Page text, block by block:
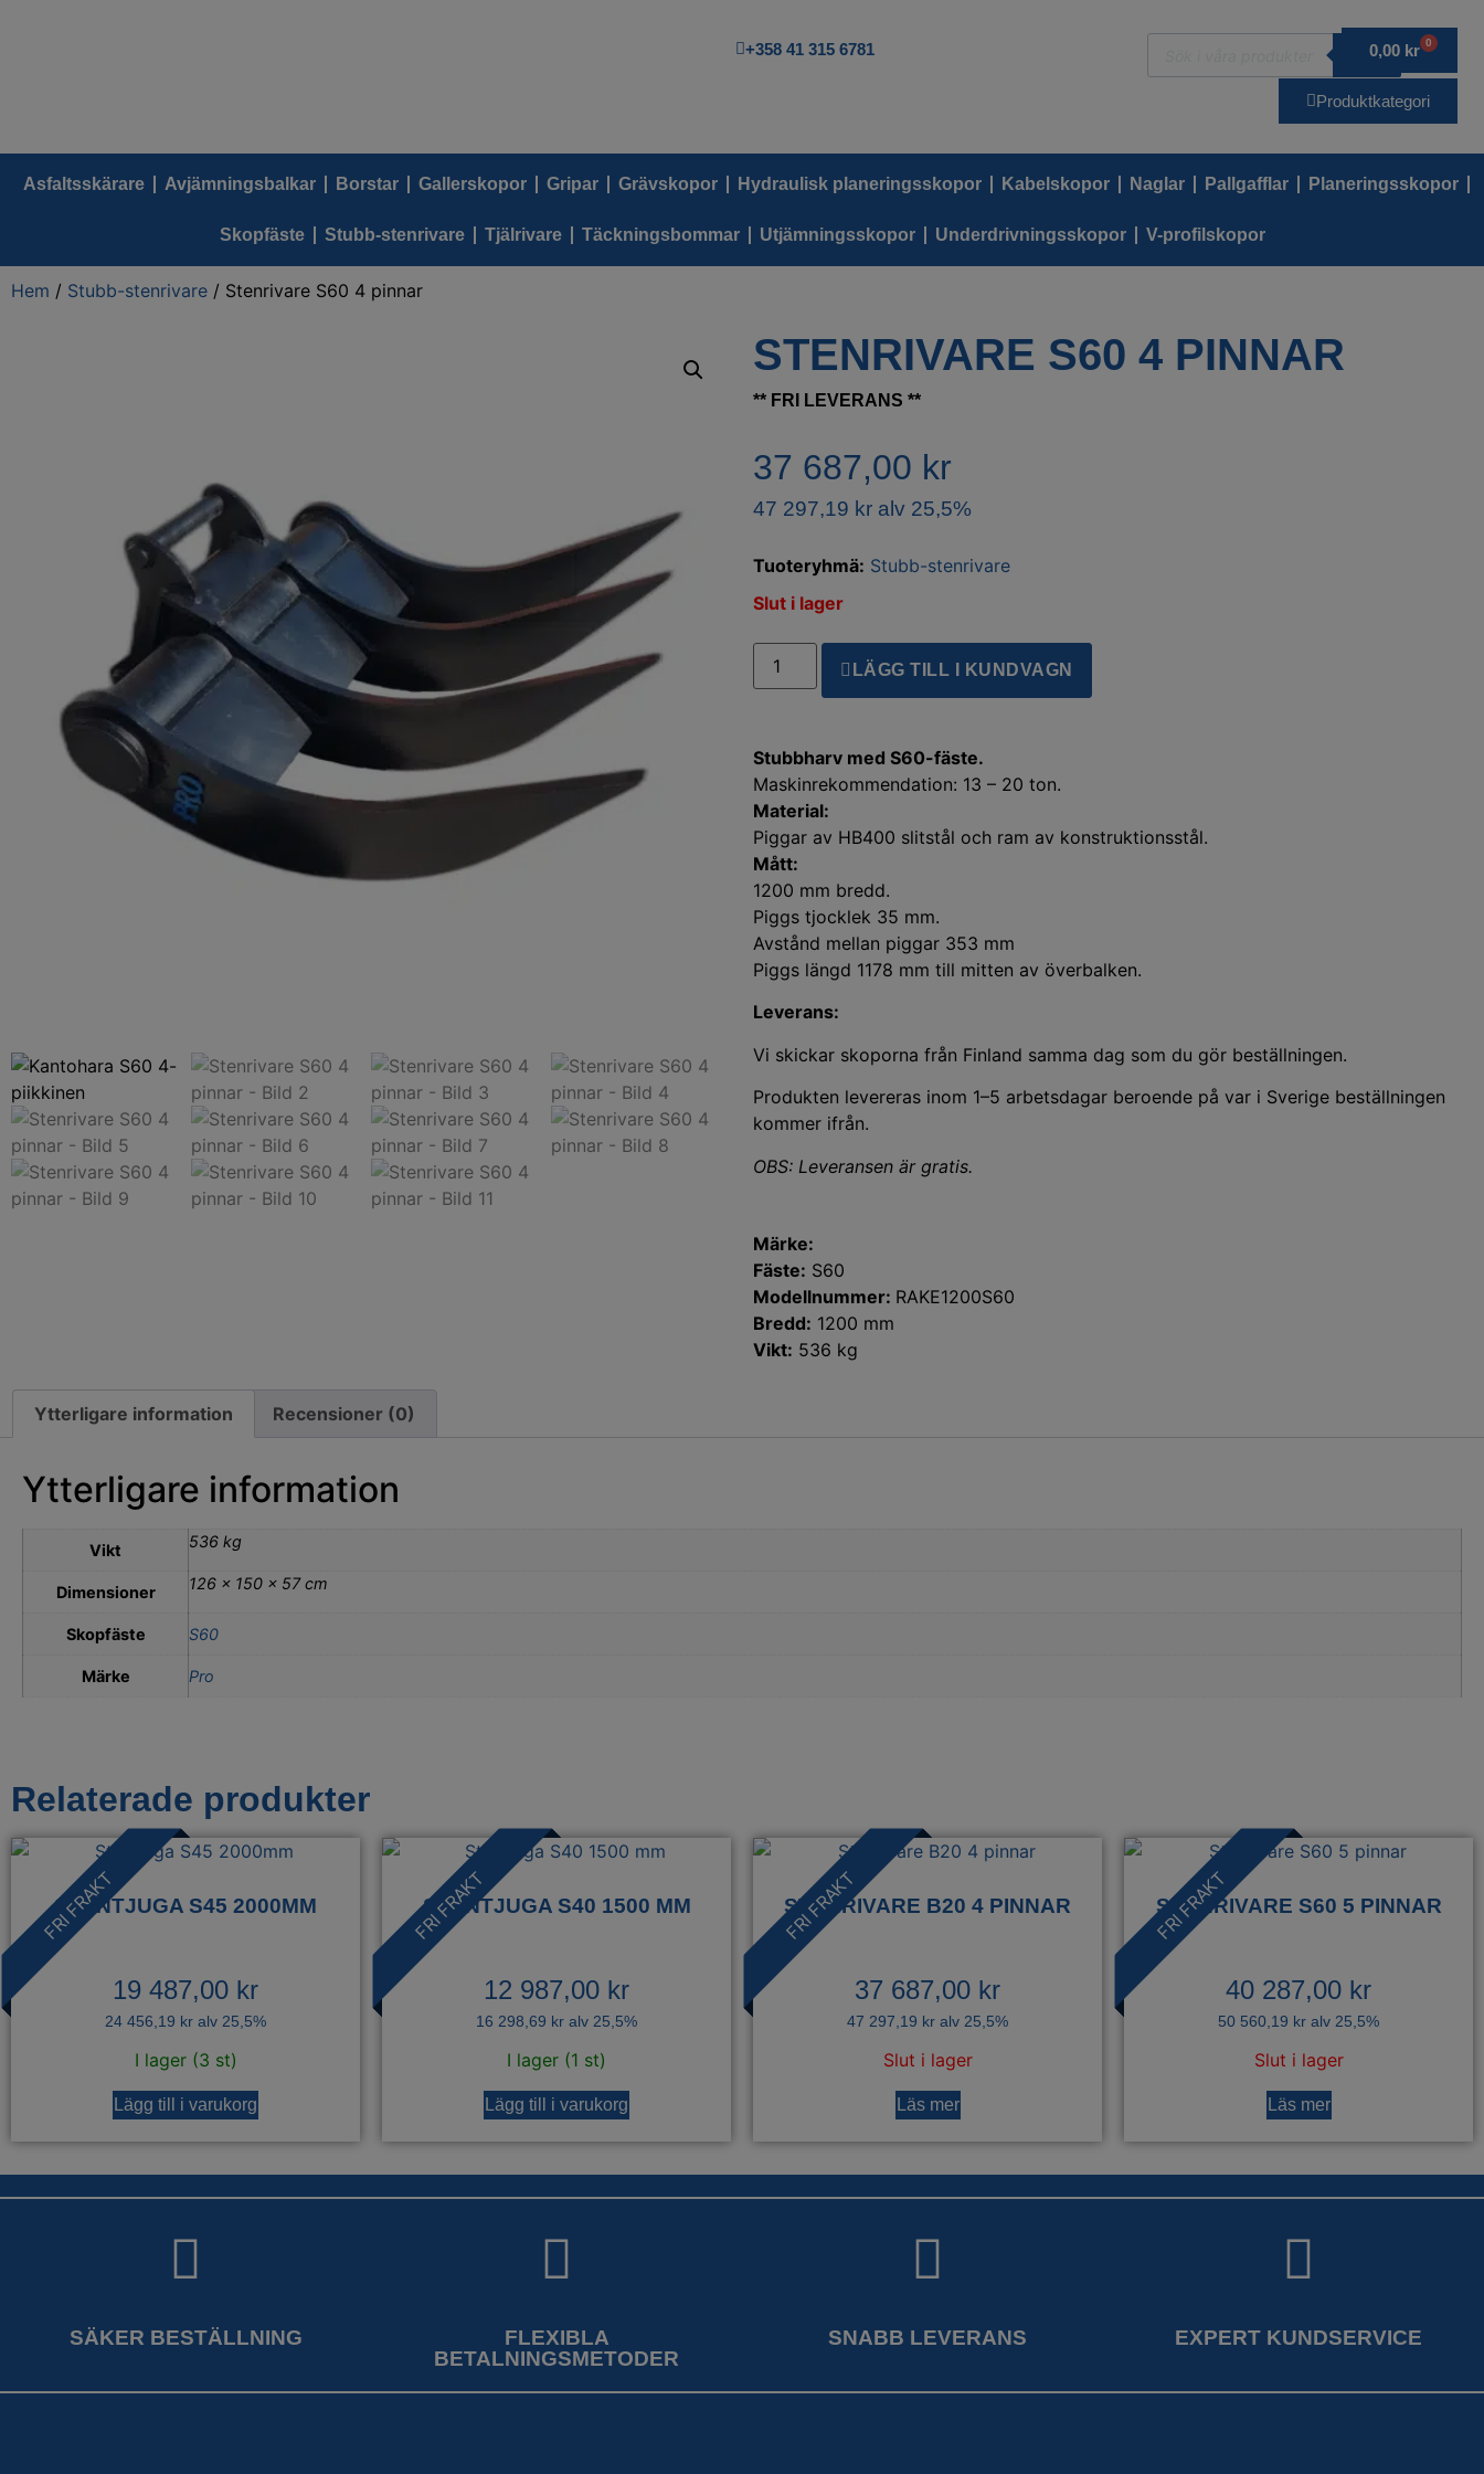
+358 41 315 6781 SÖK
0,00 kr 0
Produktkategori
Asfaltsskärare Avjämningsbalkar Borstar Gallerskopor Gripar Grävskopor Hydraulisk planeringsskopor Kabelskopor Naglar Pallgafflar Planeringsskopor
Skopfäste Stubb-stenrivare Tjälrivare Täckningsbommar Utjämningsskopor Underdrivningsskopor V-profilskopor
Hem / Stubb-stenrivare / Stenrivare S60 4 pinnar
STENRIVARE S60 4 PINNAR
** FRI LEVERANS **
37 687,00 kr
47 297,19 kr alv 25,5%
Tuoteryhmä: Stubb-stenrivare
Slut i lager
LÄGG TILL I KUNDVAGN
Stubbharv med S60-fäste.
Maskinrekommendation: 13 – 20 ton.
Material:
Piggar av HB400 slitstål och ram av konstruktionsstål.
Mått:
1200 mm bredd.
Piggs tjocklek 35 mm.
Avstånd mellan piggar 353 mm
Piggs längd 1178 mm till mitten av överbalken.
Leverans:
Vi skickar skoporna från Finland samma dag som du gör beställningen.
Produkten levereras inom 1–5 arbetsdagar beroende på var i Sverige beställningen
kommer ifrån.
OBS: Leveransen är gratis.
Märke:
Fäste: S60
Modellnummer: RAKE1200S60
Bredd: 1200 mm
Vikt: 536 kg
Ytterligare information Recensioner (0)
Ytterligare information
Vikt 536 kg
Dimensioner 126 × 150 × 57 cm
Skopfäste S60
Märke Pro
Relaterade produkter
FRI FRAKT
STENTJUGA S45 2000MM
19 487,00 kr
24 456,19 kr alv 25,5%
I lager (3 st)
Lägg till i varukorg
FRI FRAKT
STENTJUGA S40 1500 MM
12 987,00 kr
16 298,69 kr alv 25,5%
I lager (1 st)
Lägg till i varukorg
FRI FRAKT
STENRIVARE B20 4 PINNAR
37 687,00 kr
47 297,19 kr alv 25,5%
Slut i lager
Läs mer
FRI FRAKT
STENRIVARE S60 5 PINNAR
40 287,00 kr
50 560,19 kr alv 25,5%
Slut i lager
Läs mer
SÄKER BESTÄLLNING
FLEXIBLA
BETALNINGSMETODER
SNABB LEVERANS EXPERT KUNDSERVICE